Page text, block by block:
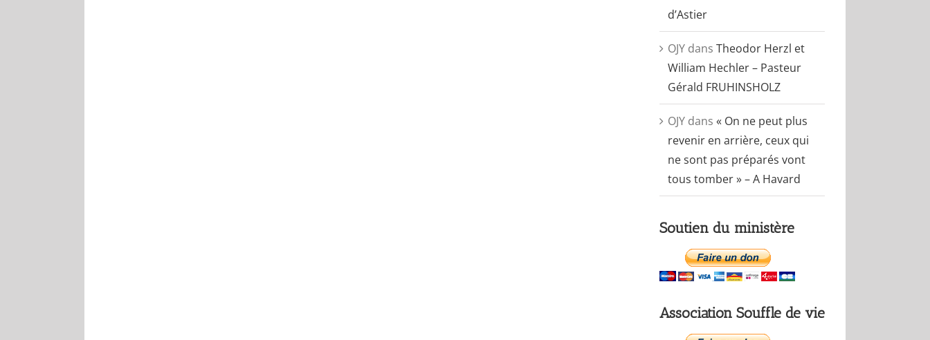
d’Astier
OJYdans Theodor Herzl et
William Hechler – Pasteur
Gérald FRUHINSHOLZ
OJYdans « On ne peut plus
revenir en arrière, ceux qui
ne sont pas préparés vont
tous tomber » – A Havard
Soutien du ministère
Association Souffle de vie